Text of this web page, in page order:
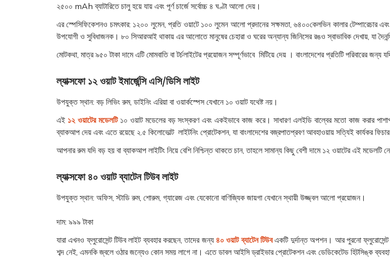
২৫০০ mAh ব্যাটারিতে চালু হয়ে যায় এবং পূর্ণ চার্জে সর্বোচ্চ ৪ ঘণ্টা আলো দেয়।
এর স্পেসিফিকেশনও চমৎকার: ১২০০ লুমেন, প্রতি ওয়াটে ১০০ লুমেন আলো প্রদানের সক্ষমতা, ৬৪০০কেলভিন কালার টেম্পারেচার
উপযোগী ও সুবিধাজনক। ৮০ সিআরআই থাকায় এর আলোতে মানুষের চেহারা ও ঘরের অন্যান্য জিনিসের রঙও স্বাভাবিক দেখায়, যা
মোটকথা, মাত্র ৯৫০ টাকা দামে এটি মোমবাতি বা টর্চলাইটের প্রয়োজন সম্পূর্ণভাবে মিটিয়ে দেয় । বাংলাদেশের প্রতিটি পরিবারের
ল্যাক্সফো ১২ ওয়াট ইমার্জেন্সি এসি/ডিসি লাইট
উপযুক্ত স্থান: বড় লিভিং রুম, ডাইনিং এরিয়া বা ওয়ার্কস্পেস যেখানে ১০ ওয়াট যথেষ্ট নয়।
এই ১২ ওয়াটের মডেলটি১০ ওয়াট মডেলের বড় সংস্করণ এবং একইভাবে কাজ করে। সাধারণ এলইডি বাল্বের মতো কাজ করার
ব্যাকআপ দেয় এবং এতে রয়েছে ২.৫ কিলোভোল্ট লাইটনিং প্রোটেকশন, যা বাংলাদেশের বজ্রপাতপ্রবণ আবহাওয়ায় সত্যিই কার্যকর
আপনার রুম যদি বড় হয় বা ব্যাকআপ লাইটিং নিয়ে বেশি নিশ্চিন্ত থাকতে চান, তাহলে সামান্য কিছু বেশী দামে ১২ ওয়াটের এই মডেলটি
ল্যাক্সফো ৪০ ওয়াট ব্যাটেন টিউব লাইট
উপযুক্ত স্থান: অফিস, স্টাডি রুম, শোরুম, গ্যারেজ এবং যেকোনো বাণিজ্যিক জায়গা যেখানে স্থায়ী উজ্জ্বল আলো প্রয়োজন।
দাম: ৯৯৯ টাকা
যারা এখনও ফ্লুরোসেন্ট টিউব লাইট ব্যবহার করছেন, তাদের জন্য ৪০ ওয়াট ব্যাটেন টিউবএকটি দুর্দান্ত অপশন। আর পুরনো ফ্লুরোসেন্ট
শব্দ নেই, এমনকি জ্বলে ওঠার জন্যেও কোন সময় লাগে না। এতে ডাবল আইসি ড্রাইভার প্রোটেকশন এবং ডেডিকেটেড হিটসিঙ্ক ব্যবহার